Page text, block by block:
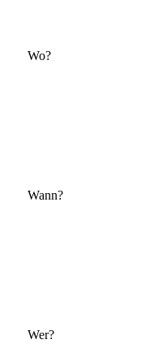
Wo?
Wann?
Wer?